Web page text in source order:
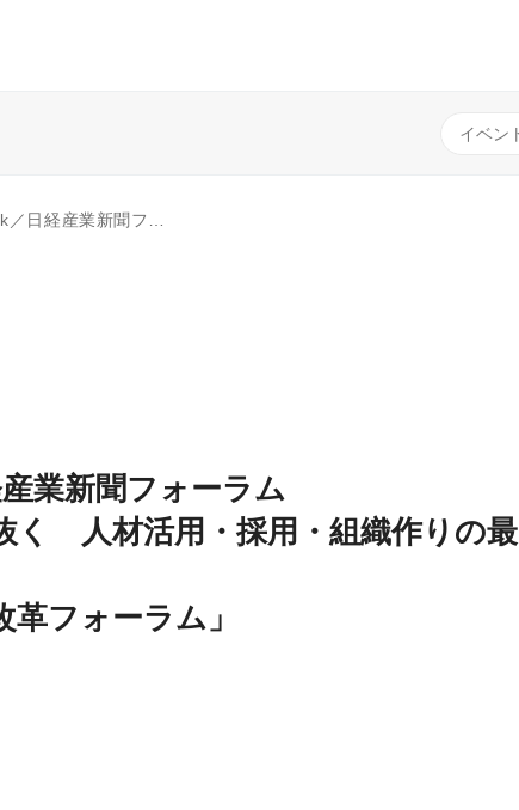
組織作りの最前線とは ～法施行直前 働き方改革フォーラム」
業新聞フォーラム
く 人材活用・採用・組織作りの最
フォーラム」